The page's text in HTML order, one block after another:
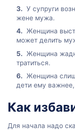
У супруги
жене мужа.
Женщина
может делить
Женщина
тратиться.
Женщина
дети ему
Как
Для начала надо